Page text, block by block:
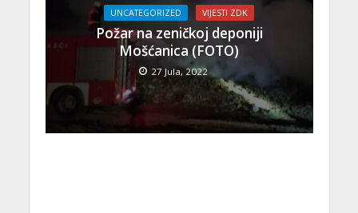
UNCATEGORIZED VIJESTI ZDK
Požar na zeničkoj deponiji
Mošćanica (FOTO)
27 Jula, 2022